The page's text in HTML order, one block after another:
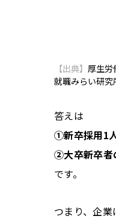
【出典】 厚生労
就職みらい研究
答えは
①新卒採用1
②大卒新卒者
です。
つまり、企